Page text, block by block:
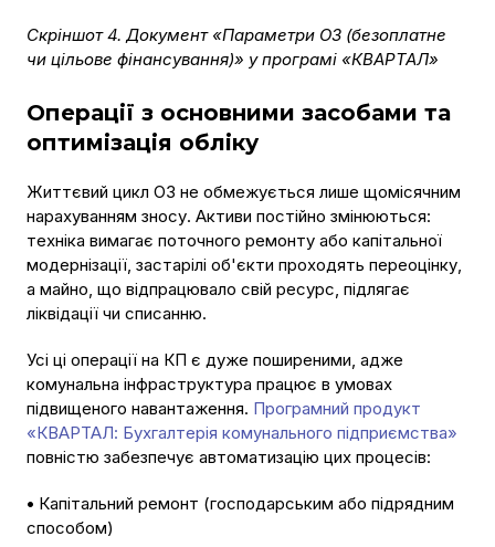
Скріншот 4. Документ «Параметри ОЗ (безоплатне
чи цільове фінансування)» у програмі «КВАРТАЛ»
Операції з основними засобами та
оптимізація обліку
Життєвий цикл ОЗ не обмежується лише щомісячним
нарахуванням зносу. Активи постійно змінюються:
техніка вимагає поточного ремонту або капітальної
модернізації, застарілі об'єкти проходять переоцінку,
а майно, що відпрацювало свій ресурс, підлягає
ліквідації чи списанню.
Усі ці операції на КП є дуже поширеними, адже
комунальна інфраструктура працює в умовах
підвищеного навантаження. Програмний продукт
«КВАРТАЛ: Бухгалтерія комунального підприємства»
повністю забезпечує автоматизацію цих процесів:
• Капітальний ремонт (господарським або підрядним
способом)